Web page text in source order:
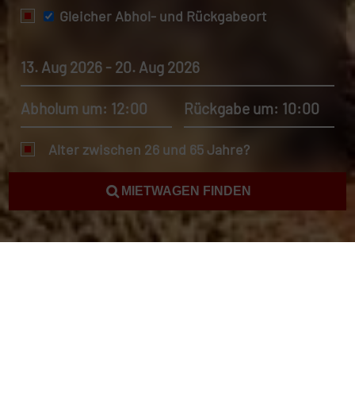
Gleicher Abhol- und Rückgabeort
13. Aug 2026 - 20. Aug 2026
Abholum um: 12:00 Rückgabe um: 10:00
Alter zwischen 26 und 65 Jahre?
MIETWAGEN FINDEN